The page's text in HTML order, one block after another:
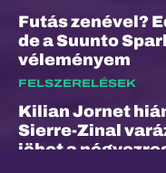
Futás zenével?
de a Suunto
véleményem
FELSZERELÉSEK
Kilian Jornet
Sierre-Zinal
jöhet a